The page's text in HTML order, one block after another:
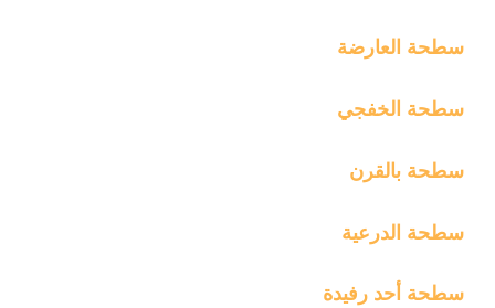
سطحة العارضة
سطحة الخفجي
سطحة بالقرن
سطحة الدرعية
سطحة أحد رفيدة